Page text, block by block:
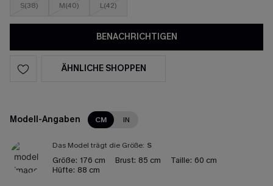
S(38) M(40) L(42)
BENACHRICHTIGEN
ÄHNLICHE SHOPPEN
Modell-Angaben CM IN
Das Model trägt die Größe: S
Größe: 176 cm Brust: 85 cm Taille: 60 cm
Hüfte: 88 cm